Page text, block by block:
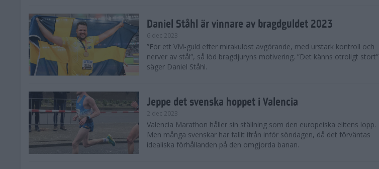
Daniel Ståhl är vinnare av bragdguldet 2023
6 dec 2023
”För ett VM-guld efter mirakulöst avgörande, med urstark kontroll och
nerver av stål”, så löd bragdjuryns motivering. ”Det känns otroligt stort”
säger Daniel Ståhl.
Jeppe det svenska hoppet i Valencia
2 dec 2023
Valencia Marathon håller sin ställning som den europeiska elitens lopp.
Men många svenskar har fallit ifrån inför söndagen, då det förväntas
idealiska förhållanden på den omgjorda banan.